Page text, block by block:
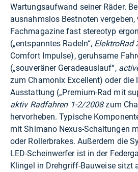
Wartungsaufwand seiner Räder.
ausnahmslos Bestnoten vergeben,
Fachmagazine fast stereotyp
(„entspanntes Radeln“, ElektroRad
Comfort Impulse), geruhsame
(„souveräner Geradeauslauf“,
zum Chamonix Excellent) oder die
Ausstattung („Premium-Rad mit
aktiv Radfahren 1-2/2008zum
hervorheben. Typische
mit Shimano Nexus-Schaltungen
oder Rollerbrakes. Außerdem die
LED-Scheinwerfer ist in der
Klingel in Drehgriff-Bauweise sitzt